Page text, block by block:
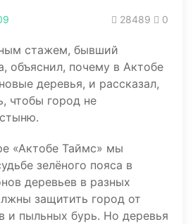
28489 0
стажем, бывший
объяснил, почему в Актобе
деревья, и рассказал,
чтобы город не
«Актобе Таймс» мы
зелёного пояса в
деревьев в разных
защитить город от
и пыльных бурь. Но деревья